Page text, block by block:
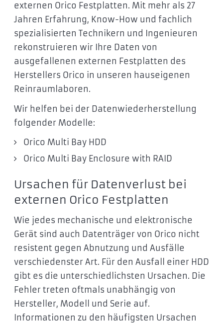
externen Orico Festplatten. Mit mehr als 27
Jahren Erfahrung, Know-How und fachlich
spezialisierten Technikern und Ingenieuren
rekonstruieren wir Ihre Daten von
ausgefallenen externen Festplatten des
Herstellers Orico in unseren hauseigenen
Reinraumlaboren.
Wir helfen bei der Datenwiederherstellung
folgender Modelle:
Orico Multi Bay HDD
Orico Multi Bay Enclosure with RAID
Ursachen für Datenverlust bei
externen Orico Festplatten
Wie jedes mechanische und elektronische
Gerät sind auch Datenträger von Orico nicht
resistent gegen Abnutzung und Ausfälle
verschiedenster Art. Für den Ausfall einer HDD
gibt es die unterschiedlichsten Ursachen. Die
Fehler treten oftmals unabhängig von
Hersteller, Modell und Serie auf.
Informationen zu den häufigsten Ursachen